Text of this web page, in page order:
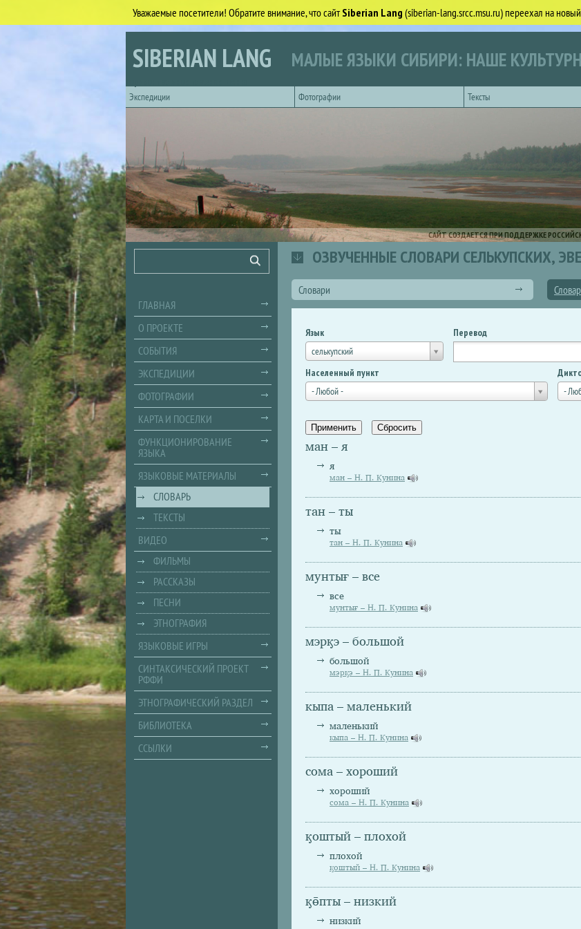
Уважаемые посетители! Обратите внимание, что сайтSiberian Lang (siberian-lang.srcc.msu.ru) переехал на
SIBERIAN LANG МАЛЫЕ ЯЗЫКИ СИБИРИ: НАШЕ
Экспедиции
Фотографии Тексты
САЙТ СОЗДАЕТСЯ ПРИ ПОДДЕРЖКЕ
ОЗВУЧЕННЫЕ СЛОВАРИ СЕЛЬКУПСКИХ,
Словари
Язык
селькупский
Перевод
Населенный пункт
- Любой -
-
ман – я
я
ман – Н. П. Кунина
тан – ты
ты
тан – Н. П. Кунина
мунтығ – все
все
мунтығ – Н. П. Кунина
мэрӄэ – большой
большой
мэрӄэ – Н. П. Кунина
кыпа – маленький
маленький
кыпа – Н. П. Кунина
сома – хороший
хороший
сома – Н. П. Кунина
ӄоштый – плохой
плохой
ӄоштый – Н. П. Кунина
ӄө̄пты – низкий
низкий
Поиск
ГЛАВНАЯ
О ПРОЕКТЕ
СОБЫТИЯ
ЭКСПЕДИЦИИ
ФОТОГРАФИИ
КАРТА И ПОСЕЛКИ
ФУНКЦИОНИРОВАНИЕ
ЯЗЫКА
ЯЗЫКОВЫЕ МАТЕРИАЛЫ
СЛОВАРЬ
ТЕКСТЫ
ВИДЕО
ФИЛЬМЫ
РАССКАЗЫ
ПЕСНИ
ЭТНОГРАФИЯ
ЯЗЫКОВЫЕ ИГРЫ
СИНТАКСИЧЕСКИЙ ПРОЕКТ
РФФИ
ЭТНОГРАФИЧЕСКИЙ РАЗДЕЛ
БИБЛИОТЕКА
ССЫЛКИ